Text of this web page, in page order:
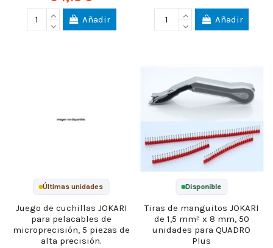
Añadir Añadir
Últimas unidades
Juego de cuchillas JOKARI
para pelacables de
microprecisión, 5 piezas de
alta precisión.
Disponible
Tiras de manguitos JOKARI
de 1,5 mm² x 8 mm, 50
unidades para QUADRO
Plus